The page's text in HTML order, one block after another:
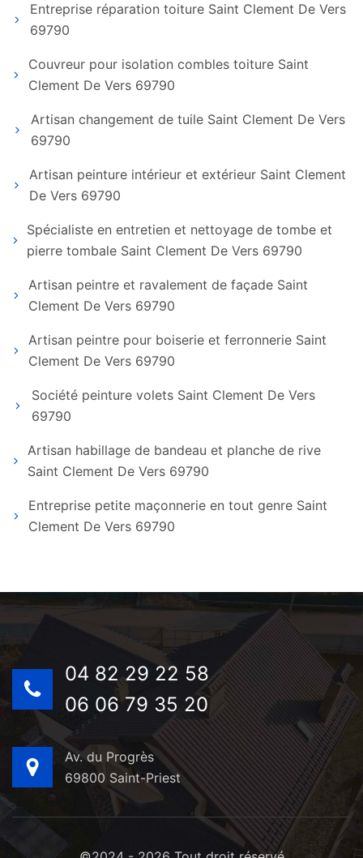
Entreprise réparation toiture Saint Clement De Vers
69790
Couvreur pour isolation combles toiture Saint
Clement De Vers 69790
Artisan changement de tuile Saint Clement De Vers
69790
Artisan peinture intérieur et extérieur Saint Clement
De Vers 69790
Spécialiste en entretien et nettoyage de tombe et
pierre tombale Saint Clement De Vers 69790
Artisan peintre et ravalement de façade Saint
Clement De Vers 69790
Artisan peintre pour boiserie et ferronnerie Saint
Clement De Vers 69790
Société peinture volets Saint Clement De Vers
69790
Artisan habillage de bandeau et planche de rive
Saint Clement De Vers 69790
Entreprise petite maçonnerie en tout genre Saint
Clement De Vers 69790
04 82 29 22 58
06 06 79 35 20
Av. du Progrès
69800 Saint-Priest